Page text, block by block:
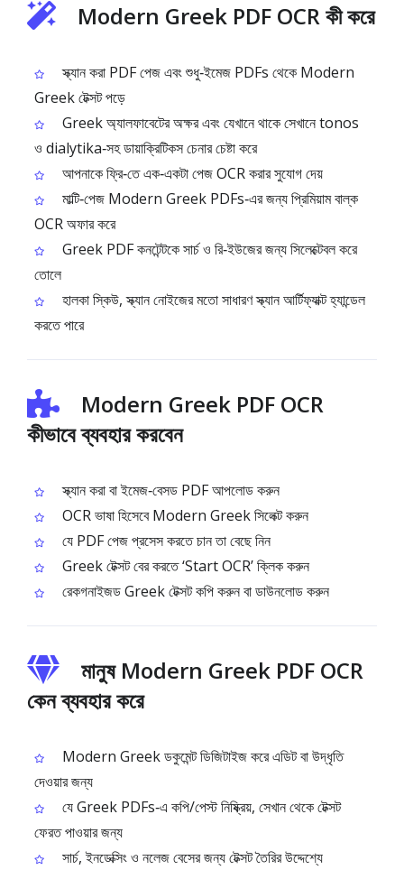
Modern Greek PDF OCR কী করে
স্ক্যান করা PDF পেজ এবং শুধু‑ইমেজ PDFs থেকে Modern
Greek টেক্সট পড়ে
Greek অ্যালফাবেটের অক্ষর এবং যেখানে থাকে সেখানে tonos
ও dialytika‑সহ ডায়াক্রিটিকস চেনার চেষ্টা করে
আপনাকে ফ্রি‑তে এক‑একটা পেজ OCR করার সুযোগ দেয়
মাল্টি‑পেজ Modern Greek PDFs‑এর জন্য প্রিমিয়াম বাল্ক
OCR অফার করে
Greek PDF কনটেন্টকে সার্চ ও রি‑ইউজের জন্য সিলেক্টেবল করে
তোলে
হালকা স্কিউ, স্ক্যান নোইজের মতো সাধারণ স্ক্যান আর্টিফ্যাক্ট হ্যান্ডেল
করতে পারে
Modern Greek PDF OCR
কীভাবে ব্যবহার করবেন
স্ক্যান করা বা ইমেজ‑বেসড PDF আপলোড করুন
OCR ভাষা হিসেবে Modern Greek সিলেক্ট করুন
যে PDF পেজ প্রসেস করতে চান তা বেছে নিন
Greek টেক্সট বের করতে ‘Start OCR’ ক্লিক করুন
রেকগনাইজড Greek টেক্সট কপি করুন বা ডাউনলোড করুন
মানুষ Modern Greek PDF OCR
কেন ব্যবহার করে
Modern Greek ডকুমেন্ট ডিজিটাইজ করে এডিট বা উদ্ধৃতি
দেওয়ার জন্য
যে Greek PDFs‑এ কপি/পেস্ট নিষ্ক্রিয়, সেখান থেকে টেক্সট
ফেরত পাওয়ার জন্য
সার্চ, ইনডেক্সিং ও নলেজ বেসের জন্য টেক্সট তৈরির উদ্দেশ্যে